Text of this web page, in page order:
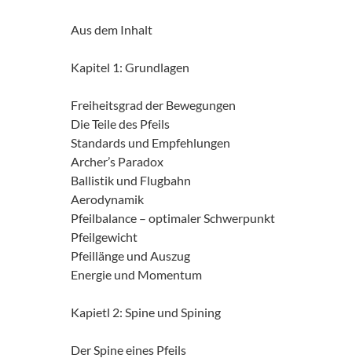
Aus dem Inhalt
Kapitel 1: Grundlagen
Freiheitsgrad der Bewegungen
Die Teile des Pfeils
Standards und Empfehlungen
Archer’s Paradox
Ballistik und Flugbahn
Aerodynamik
Pfeilbalance – optimaler Schwerpunkt
Pfeilgewicht
Pfeillänge und Auszug
Energie und Momentum
Kapietl 2: Spine und Spining
Der Spine eines Pfeils